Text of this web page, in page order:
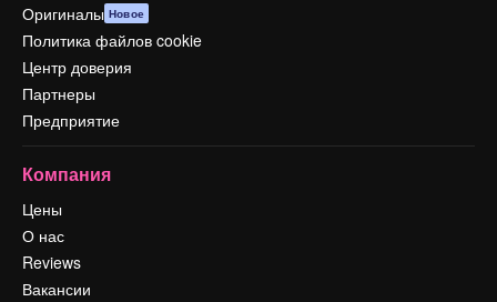
Оригиналы Новое
Политика файлов cookie
Центр доверия
Партнеры
Предприятие
Компания
Цены
О нас
Reviews
Вакансии